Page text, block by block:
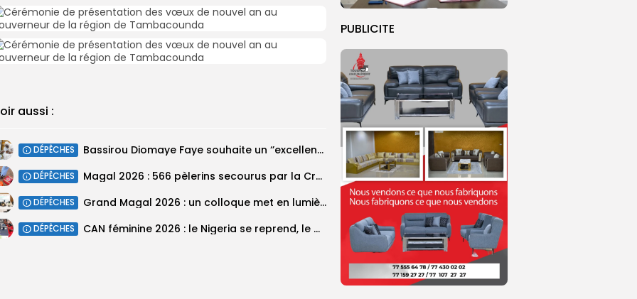
PUBLICITE
aussi :
DÉPÊCHES Bassirou Diomaye Faye souhaite un ‘’excellent Magal’’ aux fidèles
DÉPÊCHES Magal 2026 : 566 pèlerins secourus par la Croix-Rouge sénégalaise
DÉPÊCHES Grand Magal 2026 : un colloque met en lumière la portée universelle...
DÉPÊCHES ‎CAN féminine 2026 : le Nigeria se reprend, le Malawi surprend encore...